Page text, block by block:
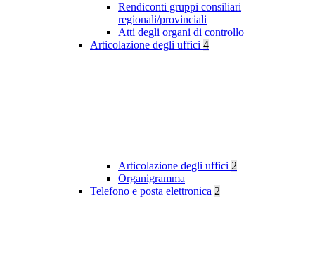
Rendiconti gruppi consiliari
regionali/provinciali
Atti degli organi di controllo
Articolazione degli uffici 4
Articolazione degli uffici 2
Organigramma
Telefono e posta elettronica 2